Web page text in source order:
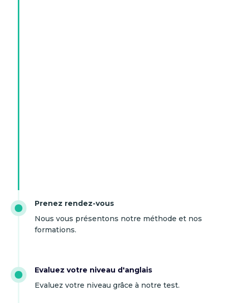
Prenez rendez-vous
Nous vous présentons notre méthode et nos
formations.
Evaluez votre niveau d'anglais
Evaluez votre niveau grâce à notre test.